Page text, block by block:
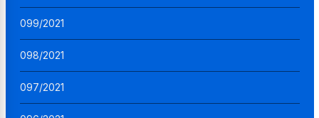
099/2021
098/2021
097/2021